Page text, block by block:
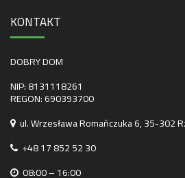
KONTAKT
DOBRY DOM
NIP: 8131118261
REGON: 690393700
ul. Wrzesława Romańczuka 6, 35-302
+48 17 852 52 30
08:00 – 16:00